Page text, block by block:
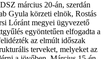
március 20-án, szerdán
Gyula körzeti elnök, Rostás
Lóránt megyei ügyvezető
egyöntetűen elfogadta a
az elmúlt időszak
terveket, melyeket az